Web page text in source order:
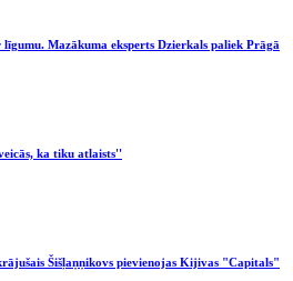
Mazākuma eksperts Dzierkals paliek Prāgā
ka tiku atlaists''
Šišļaņņikovs pievienojas Kijivas "Capitals"